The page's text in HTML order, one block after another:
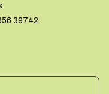
39742